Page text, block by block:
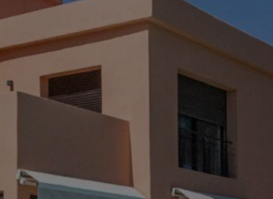
Louer Villa 5 pièces 400 m² Marrakech